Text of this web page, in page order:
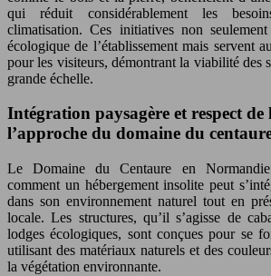
qui réduit considérablement les
climatisation. Ces initiatives non seulement
écologique de l’établissement mais servent
pour les visiteurs, démontrant la viabilité des
grande échelle.
Intégration paysagère et respect
l’approche du domaine du
Le Domaine du Centaure en
comment un hébergement insolite peut
dans son environnement naturel tout en
locale. Les structures, qu’il s’agisse de
lodges écologiques, sont conçues pour se
utilisant des matériaux naturels et des
la végétation environnante.